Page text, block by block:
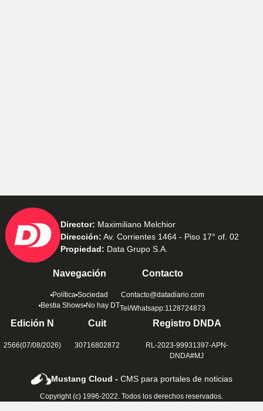
Director: Maximiliano Melchior
Dirección: Av. Corrientes 1464 - Piso 17° of. 02
Propiedad: Data Grupo S.A.
Navegación
Política Sociedad
Bestia Shows No hay DT
Contacto
Contacto@datadiario.com
Tel/Whatsapp:1128724873
Edición N
2566(07/08/2026)
Cuit
30716802872
Registro DNDA
RL-2023-99931397-APN-
DNDA#MJ
Mustang Cloud -CMS para portales de noticias
Copyright (c) 1996-2022. Todos los derechos reservados.